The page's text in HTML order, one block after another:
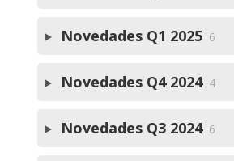
Novedades Q1 2025 6
Novedades Q4 2024 4
Novedades Q3 2024 6